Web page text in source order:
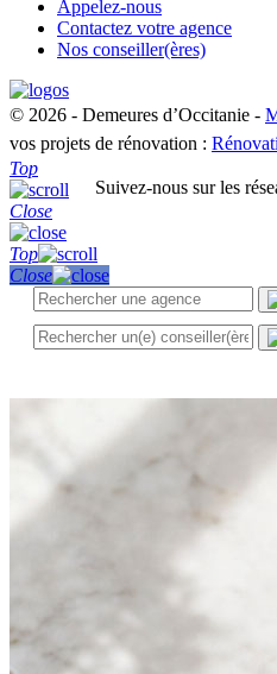
Appelez-nous
Contactez votre agence
Nos conseiller(ères)
© 2026 - Demeures d’Occitanie -
vos projets de rénovation :
Suivez-nous sur les
Top
Close
Top
Close